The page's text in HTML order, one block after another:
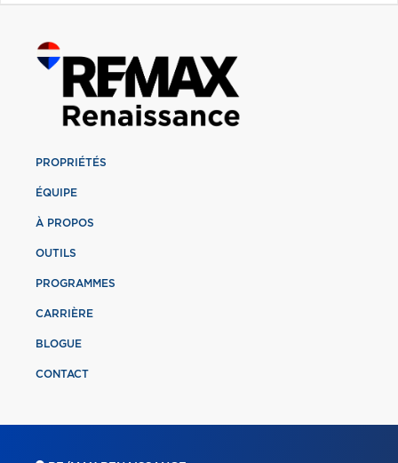
PROPRIÉTÉS
ÉQUIPE
À PROPOS
OUTILS
PROGRAMMES
CARRIÈRE
BLOGUE
CONTACT